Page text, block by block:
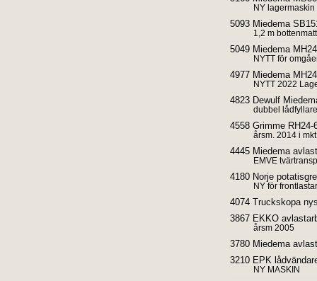
NY
5093 Miedema
1,2 m
5049 Miedema
NYTT för
4977 Miedema
NYTT 2022
4823 Dewulf
dubbel
4558 Grimme
årsm. 2014 i
4445 Miedema
EMVE
4180 Norje
NY för
4074 Truckskopa
3867 EKKO
årsm 2005
3780 Miedema
3210 EPK
NY MASKIN